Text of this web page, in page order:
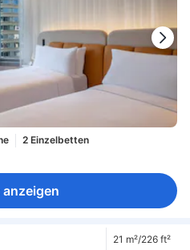
2 Einzelbetten
anzeigen
21 m²/226 ft²